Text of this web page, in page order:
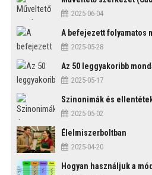
2025-06-04
2025-05-28
2025-05-17
Szinonimák és
2025-05-02
Élelmiszerboltban
2025-04-20